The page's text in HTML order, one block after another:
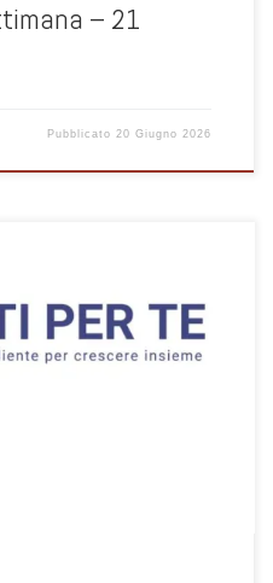
– 21
Pubblicato 20 Giugno 2026